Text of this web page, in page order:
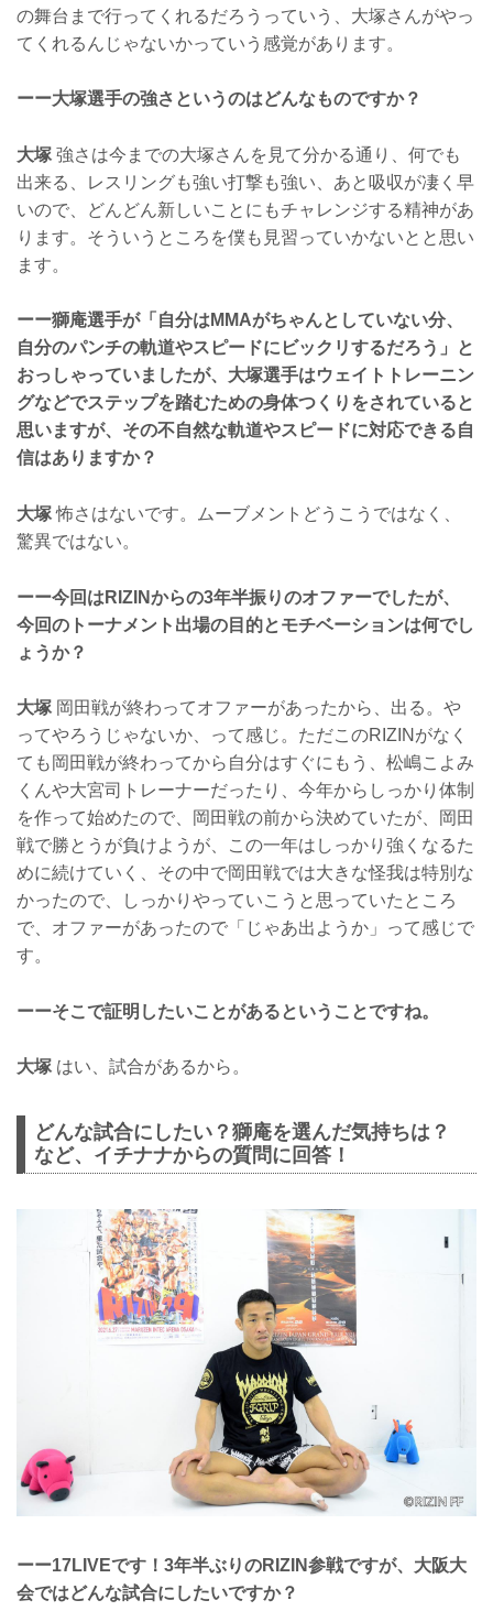
の舞台まで行ってくれるだろうっていう、大塚さんがやっ
てくれるんじゃないかっていう感覚があります。
ーー大塚選手の強さというのはどんなものですか？
大塚 強さは今までの大塚さんを見て分かる通り、何でも
出来る、レスリングも強い打撃も強い、あと吸収が凄く早
いので、どんどん新しいことにもチャレンジする精神があ
ります。そういうところを僕も見習っていかないとと思い
ます。
ーー獅庵選手が「自分はMMAがちゃんとしていない分、
自分のパンチの軌道やスピードにビックリするだろう」と
おっしゃっていましたが、大塚選手はウェイトトレーニン
グなどでステップを踏むための身体つくりをされていると
思いますが、その不自然な軌道やスピードに対応できる自
信はありますか？
大塚怖さはないです。ムーブメントどうこうではなく、
驚異ではない。
ーー今回はRIZINからの3年半振りのオファーでしたが、
今回のトーナメント出場の目的とモチベーションは何でし
ょうか？
大塚 岡田戦が終わってオファーがあったから、出る。や
ってやろうじゃないか、って感じ。ただこのRIZINがなく
ても岡田戦が終わってから自分はすぐにもう、松嶋こよみ
くんや大宮司トレーナーだったり、今年からしっかり体制
を作って始めたので、岡田戦の前から決めていたが、岡田
戦で勝とうが負けようが、この一年はしっかり強くなるた
めに続けていく、その中で岡田戦では大きな怪我は特別な
かったので、しっかりやっていこうと思っていたところ
で、オファーがあったので「じゃあ出ようか」って感じで
す。
ーーそこで証明したいことがあるということですね。
大塚 はい、試合があるから。
どんな試合にしたい？獅庵を選んだ気持ちは？
など、イチナナからの質問に回答！
ーー17LIVEです！3年半ぶりのRIZIN参戦ですが、大阪大
会ではどんな試合にしたいですか？